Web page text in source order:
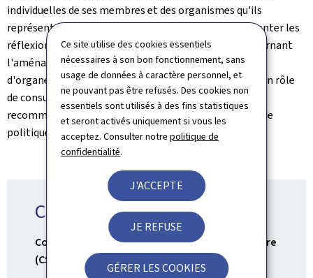
Ce site utilise des cookies essentiels
nécessaires à son bon fonctionnement, sans
usage de données à caractère personnel, et
ne pouvant pas être refusés. Des cookies non
essentiels sont utilisés à des fins statistiques
et seront activés uniquement si vous les
acceptez. Consulter notrepolitique de
confidentialité.
J'ACCEPTE
JE REFUSE
GÉRER LES COOKIES
individuelles de ses membres et des organismes qu'ils
représentent, afin d'enrichir, d'accompagner et d'orienter les
réflexions et débats sur des sujets d'importance concernant
l'aménagement du territoire du pays. Aussi, à l'instar
d'organes identiques internationaux, le CSAT assume un rôle
de consultation de qualité, en produisant des avis et
recommandations pour le Gouvernement en matière de
politique de l'aménagement du territoire.
Contact
Conseil supérieur de l'aménagement du territoire
(CSAT)